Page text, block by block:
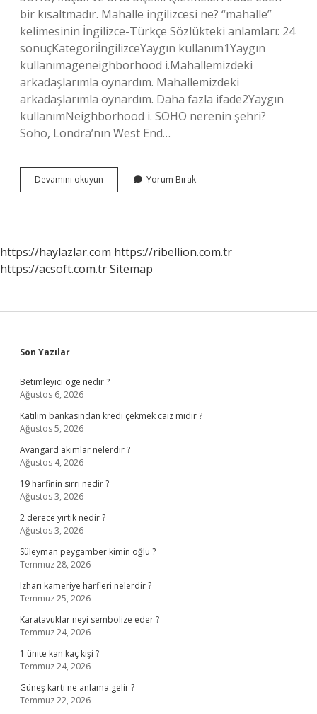
bir kısaltmadır. Mahalle ingilizcesi ne? “mahalle”
kelimesinin İngilizce-Türkçe Sözlükteki anlamları: 24
sonuçKategoriİngilizceYaygın kullanım1Yaygın
kullanımageneighborhood i.Mahallemizdeki
arkadaşlarımla oynardım. Mahallemizdeki
arkadaşlarımla oynardım. Daha fazla ifade2Yaygın
kullanımNeighborhood i. SOHO nerenin şehri?
Soho, Londra’nın West End…
Devamını okuyun
Ingilizce
Yorum Bırak
https://haylazlar.com https://ribellion.com.tr
https://acsoft.com.trSitemap
Sidebar
Son Yazılar
Betimleyici öge nedir ?
Ağustos 6, 2026
Katılım bankasından kredi çekmek caiz midir ?
Ağustos 5, 2026
Avangard akımlar nelerdir ?
Ağustos 4, 2026
19 harfinin sırrı nedir ?
Ağustos 3, 2026
2 derece yırtık nedir ?
Ağustos 3, 2026
Süleyman peygamber kimin oğlu ?
Temmuz 28, 2026
Izharı kameriye harfleri nelerdir ?
Temmuz 25, 2026
Karatavuklar neyi sembolize eder ?
Temmuz 24, 2026
1 ünite kan kaç kişi ?
Temmuz 24, 2026
Güneş kartı ne anlama gelir ?
Temmuz 22, 2026